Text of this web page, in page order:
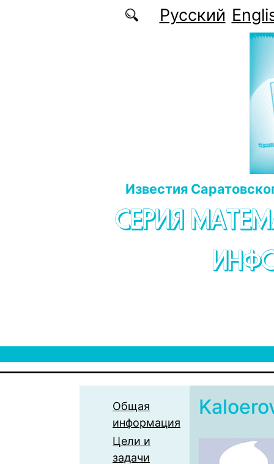
Перейти к основному содержаниюРусский
Известия
СЕРИЯ
Общая
информация
Цели и
задачи